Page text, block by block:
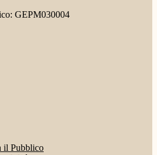
GEPM030004
il Pubblico